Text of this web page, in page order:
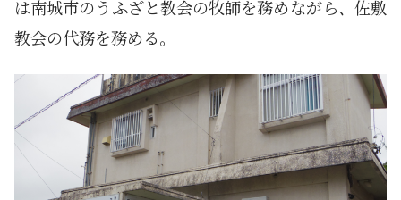
は南城市のうふざと教会の牧師を務めながら、佐敷
教会の代務を務める。